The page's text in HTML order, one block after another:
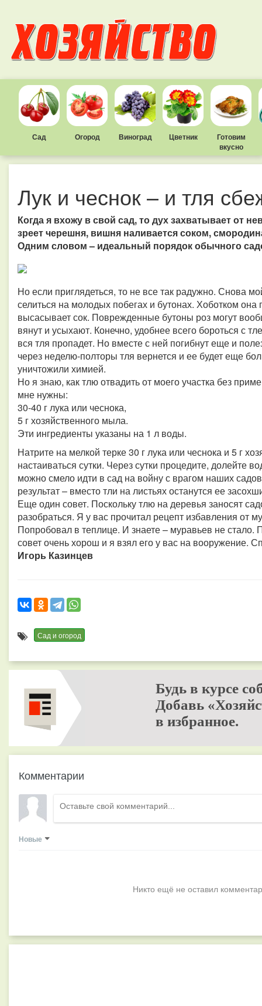
Сад Огород Виноград Цветник
Готовим
вкусно
Лук и чеснок – и тля
Когда я вхожу в свой сад, то дух захватывает от
зреет черешня, вишня наливается соком,
Одним словом – идеальный порядок обычного
Но если приглядеться, то не все так радужно. Снова
селиться на молодых побегах и бутонах. Хоботком
высасывает сок. Поврежденные бутоны роз могут
вянут и усыхают. Конечно, удобнее всего бороться с
вся тля пропадет. Но вместе с ней погибнут еще и
через неделю-полторы тля вернется и ее будет еще
уничтожили химией.
Но я знаю, как тлю отвадить от моего участка без
мне нужны:
30-40 г лука или чеснока,
5 г хозяйственного мыла.
Эти ингредиенты указаны на 1 л воды.
Натрите на мелкой терке 30 г лука или чеснока и 5 г
настаиваться сутки. Через сутки процедите, долейте
можно смело идти в сад на войну с врагом наших
результат – вместо тли на листьях останутся ее
Еще один совет. Поскольку тлю на деревья заносят
разобраться. Я у вас прочитал рецепт избавления от
Попробовал в теплице. И знаете – муравьев не стало.
совет очень хорош и я взял его у вас на вооружение.
Игорь Казинцев
Сад и огород
Будь в курсе
Добавь
в избранное.
Комментарии
Новые
Никто ещё не оставил